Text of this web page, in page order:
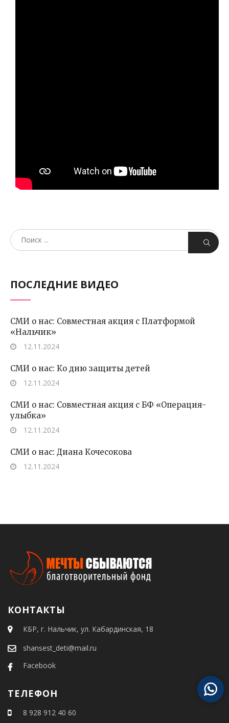
ПОСЛЕДНИЕ ВИДЕО
СМИ о нас: Совместная акция с Платформой
«Нальчик»
12.11.2024
СМИ о нас: Ко дню защиты детей
12.11.2024
СМИ о нас: Совместная акция с БФ «Операция-
улыбка»
12.11.2024
СМИ о нас: Диана Кочесокова
12.11.2024
КОНТАКТЫ
КБР, г. Нальчик, ул. Кабардинская, 18
shansest_deti@mail.ru
Facebook
ТЕЛЕФОН
8 928 912 40 60